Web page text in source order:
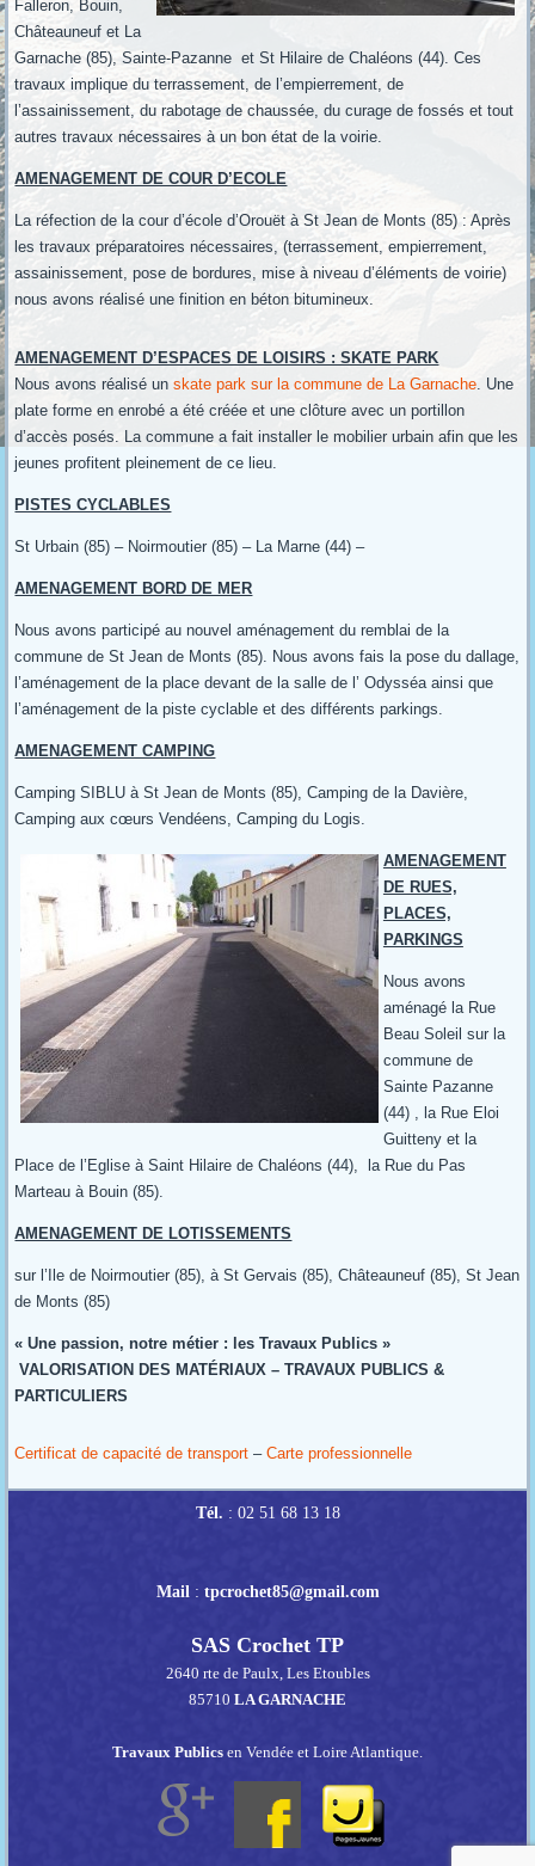
Falleron, Bouin,
Châteauneuf et La
Garnache (85), Sainte-Pazanne et St Hilaire de Chaléons (44). Ces
travaux implique du terrassement, de l’empierrement, de
l’assainissement, du rabotage de chaussée, du curage de fossés et tout
autres travaux nécessaires à un bon état de la voirie.
AMENAGEMENT DE COUR D’ECOLE
La réfection de la cour d’école d’Orouët à St Jean de Monts (85) : Après
les travaux préparatoires nécessaires, (terrassement, empierrement,
assainissement, pose de bordures, mise à niveau d’éléments de voirie)
nous avons réalisé une finition en béton bitumineux.
AMENAGEMENT D’ESPACES DE LOISIRS : SKATE PARK
Nous avons réalisé unskate park sur la commune de La Garnache. Une
plate forme en enrobé a été créée et une clôture avec un portillon
d’accès posés. La commune a fait installer le mobilier urbain afin que les
jeunes profitent pleinement de ce lieu.
PISTES CYCLABLES
St Urbain (85) – Noirmoutier (85) – La Marne (44) –
AMENAGEMENT BORD DE MER
Nous avons participé au nouvel aménagement du remblai de la
commune de St Jean de Monts (85). Nous avons fais la pose du dallage,
l’aménagement de la place devant de la salle de l’ Odysséa ainsi que
l’aménagement de la piste cyclable et des différents parkings.
AMENAGEMENT CAMPING
Camping SIBLU à St Jean de Monts (85), Camping de la Davière,
Camping aux cœurs Vendéens, Camping du Logis.
AMENAGEMENT
DE RUES,
PLACES,
PARKINGS
Nous avons
aménagé la Rue
Beau Soleil sur la
commune de
Sainte Pazanne
(44) , la Rue Eloi
Guitteny et la
Place de l’Eglise à Saint Hilaire de Chaléons (44), la Rue du Pas
Marteau à Bouin (85).
AMENAGEMENT DE LOTISSEMENTS
sur l’Ile de Noirmoutier (85), à St Gervais (85), Châteauneuf (85), St Jean
de Monts (85)
« Une passion, notre métier : les Travaux Publics »
VALORISATION DES MATÉRIAUX – TRAVAUX PUBLICS &
PARTICULIERS
Certificat de capacité de transport –Carte professionnelle
Tél. : 02 51 68 13 18
Mail: tpcrochet85@gmail.com
SAS Crochet TP
2640 rte de Paulx, Les Etoubles
85710 LA GARNACHE
Travaux Publics en Vendée et Loire Atlantique.